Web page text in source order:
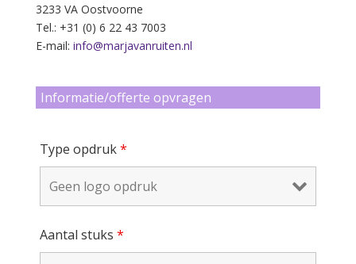
3233 VA Oostvoorne
Tel.: +31 (0) 6 22 43 7003
E-mail: info@marjavanruiten.nl
Informatie/offerte opvragen
Type opdruk*
Aantal stuks *